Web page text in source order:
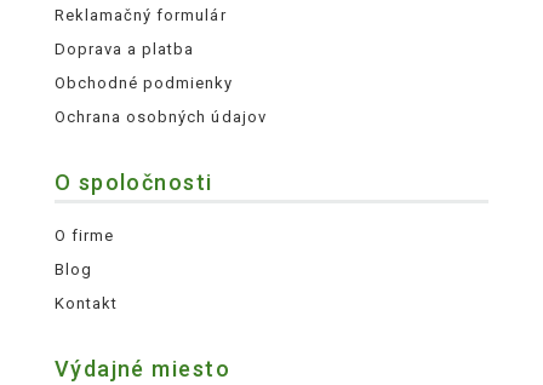
Reklamačný formulár
Doprava a platba
Obchodné podmienky
Ochrana osobných údajov
O spoločnosti
O firme
Blog
Kontakt
Výdajné miesto